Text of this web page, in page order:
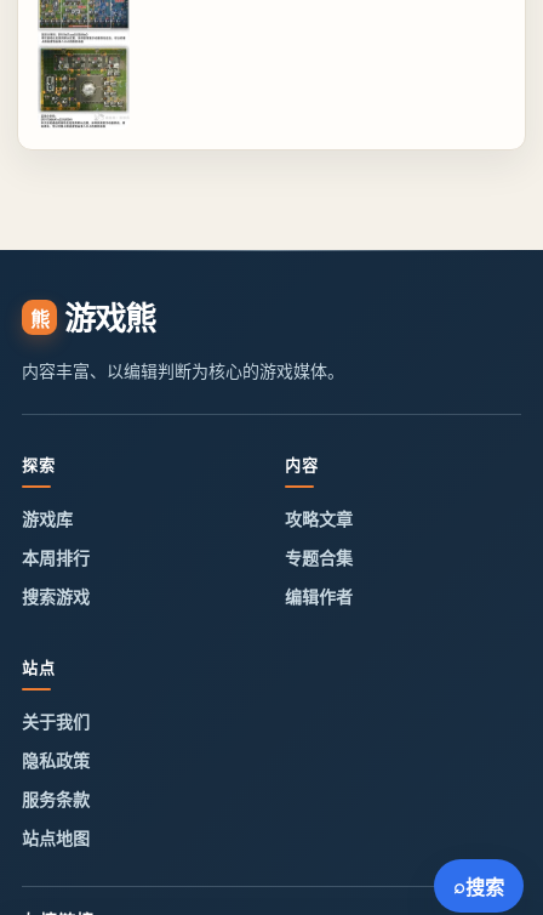
熊 游戏熊
内容丰富、以编辑判断为核心的游戏媒体。
探索
游戏库
本周排行
搜索游戏
内容
攻略文章
专题合集
编辑作者
站点
关于我们
隐私政策
服务条款
站点地图
⌕搜索